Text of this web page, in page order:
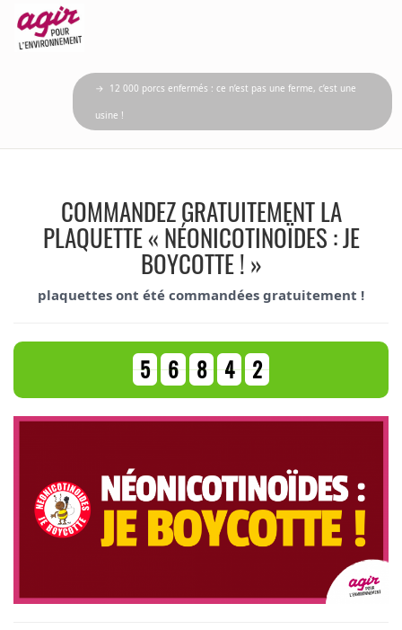
→ 12 000 porcs enfermés : ce n’est pas une ferme, c’est une
usine !
COMMANDEZ GRATUITEMENT LA
PLAQUETTE « NÉONICOTINOÏDES : JE
BOYCOTTE ! »
plaquettes ont été commandées gratuitement !
5 6 8 4 2